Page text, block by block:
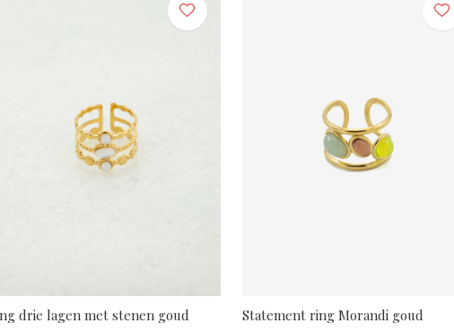
drie lagen met stenen goud Statement ring Morandi goud